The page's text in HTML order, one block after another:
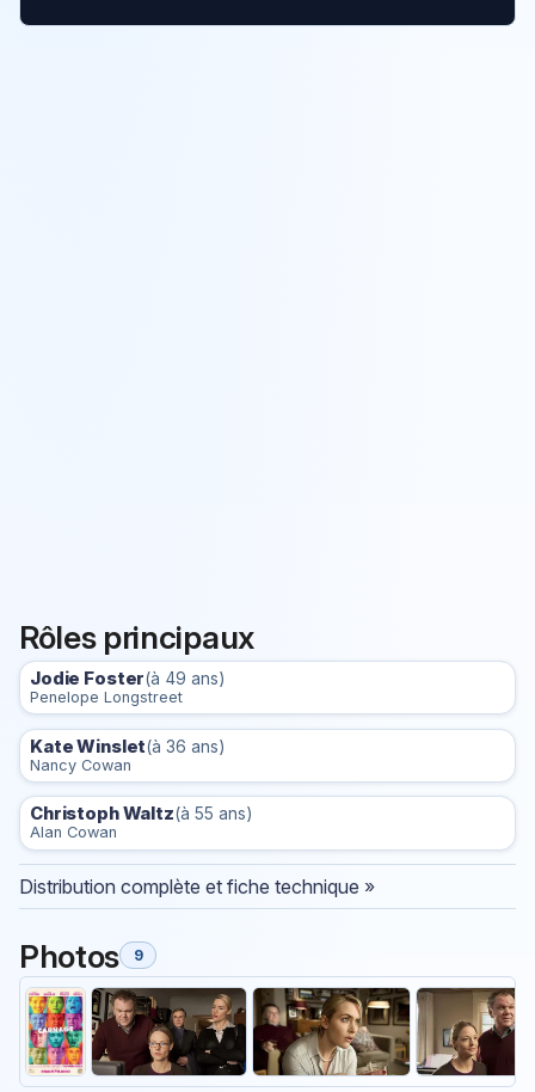
Rôles principaux
Jodie Foster(à 49 ans)
Penelope Longstreet
Kate Winslet(à 36 ans)
Nancy Cowan
Christoph Waltz(à 55 ans)
Alan Cowan
Distribution complète et fiche technique »
Photos 9